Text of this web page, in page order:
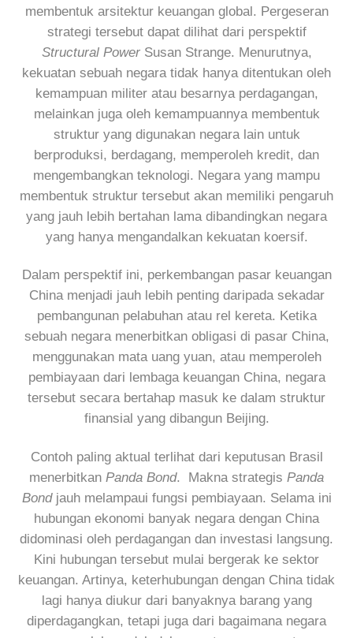
membentuk arsitektur keuangan global. Pergeseran
strategi tersebut dapat dilihat dari perspektif
Structural PowerSusan Strange. Menurutnya,
kekuatan sebuah negara tidak hanya ditentukan oleh
kemampuan militer atau besarnya perdagangan,
melainkan juga oleh kemampuannya membentuk
struktur yang digunakan negara lain untuk
berproduksi, berdagang, memperoleh kredit, dan
mengembangkan teknologi. Negara yang mampu
membentuk struktur tersebut akan memiliki pengaruh
yang jauh lebih bertahan lama dibandingkan negara
yang hanya mengandalkan kekuatan koersif.
Dalam perspektif ini, perkembangan pasar keuangan
China menjadi jauh lebih penting daripada sekadar
pembangunan pelabuhan atau rel kereta. Ketika
sebuah negara menerbitkan obligasi di pasar China,
menggunakan mata uang yuan, atau memperoleh
pembiayaan dari lembaga keuangan China, negara
tersebut secara bertahap masuk ke dalam struktur
finansial yang dibangun Beijing.
Contoh paling aktual terlihat dari keputusan Brasil
menerbitkan Panda Bond. Makna strategis Panda
Bondjauh melampaui fungsi pembiayaan. Selama ini
hubungan ekonomi banyak negara dengan China
didominasi oleh perdagangan dan investasi langsung.
Kini hubungan tersebut mulai bergerak ke sektor
keuangan. Artinya, keterhubungan dengan China tidak
lagi hanya diukur dari banyaknya barang yang
diperdagangkan, tetapi juga dari bagaimana negara